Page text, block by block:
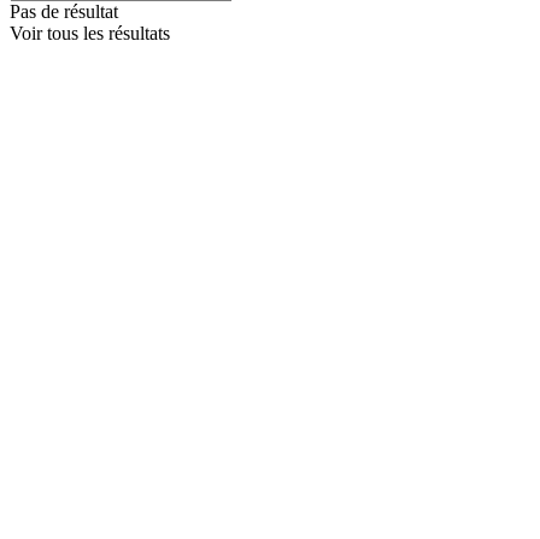
Pas de résultat
Voir tous les résultats